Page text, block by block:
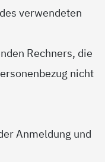
verwendeten
Rechners, die
nicht
Anmeldung und